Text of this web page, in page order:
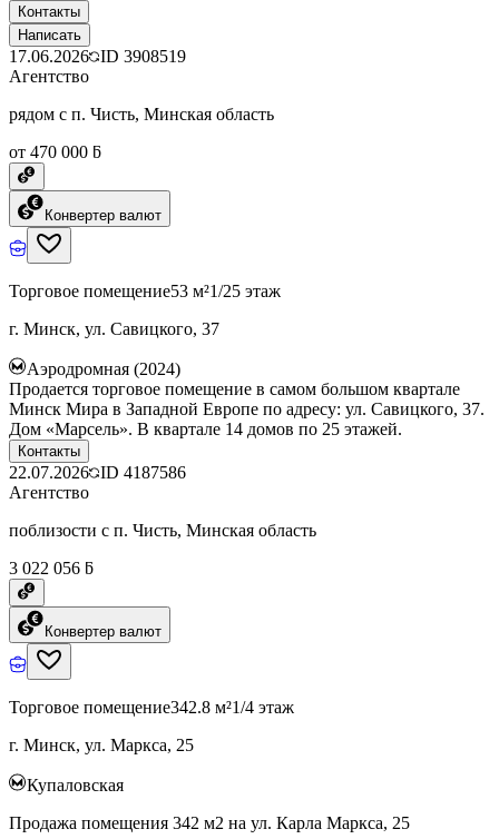
Контакты
Написать
17.06.2026 ID 3908519
Агентство
рядом с п. Чисть, Минская область
от 470 000 ƃ
Конвертер валют
Торговое помещение53 м²1/25 этаж
г. Минск, ул. Савицкого, 37
Аэродромная (2024)
Продается торговое помещение в самом большом квартале
Минск Мира в Западной Европе по адресу: ул. Савицкого, 37.
Дом «Марсель». В квартале 14 домов по 25 этажей.
Контакты
22.07.2026 ID 4187586
Агентство
поблизости с п. Чисть, Минская область
3 022 056 ƃ
Конвертер валют
Торговое помещение342.8 м²1/4 этаж
г. Минск, ул. Маркса, 25
Купаловская
Продажа помещения 342 м2 на ул. Карла Маркса, 25